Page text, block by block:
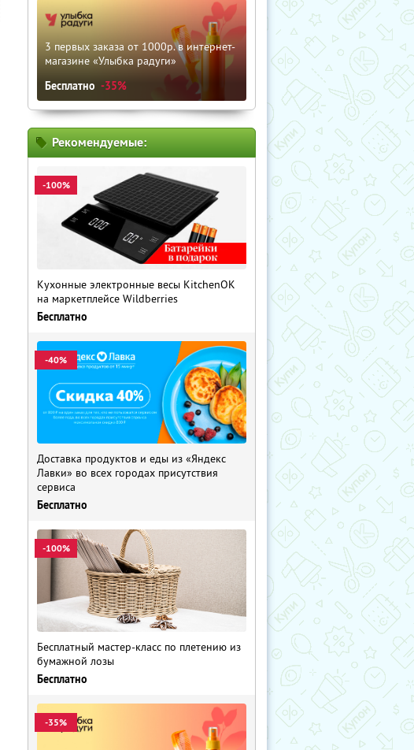
3 первых заказа от 1000р. в интернет-
магазине «Улыбка радуги»
Бесплатно -35%
Рекомендуемые:
-100%
Кухонные электронные весы KitchenOK
на маркетплейсе Wildberries
Бесплатно
-40%
Доставка продуктов и еды из «Яндекс
Лавки» во всех городах присутствия
сервиса
Бесплатно
-100%
Бесплатный мастер-класс по плетению из
бумажной лозы
Бесплатно
-35%